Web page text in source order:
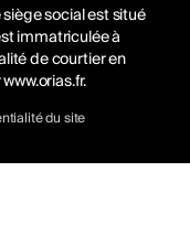
social est situé
immatriculée à
de courtier en
www.orias.fr.
du site